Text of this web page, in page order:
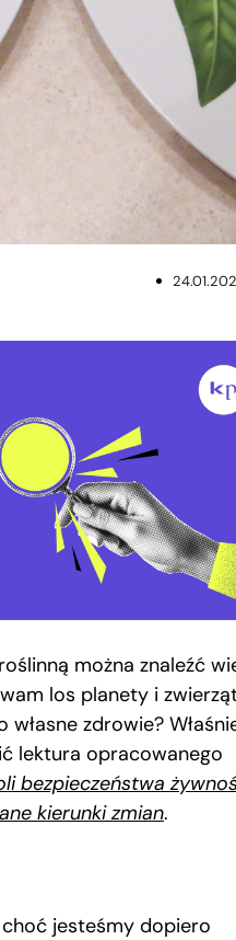
można znaleźć
los planety i
zdrowie?
lektura opracowanego
bezpieczeństwa
kierunki zmian.
jesteśmy dopiero